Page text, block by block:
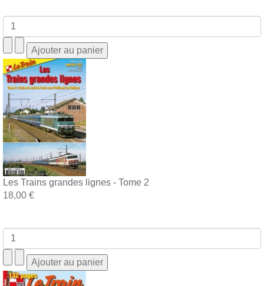
Les Trains grandes lignes - Tome 2
18,00 €